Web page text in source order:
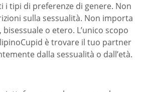
i tipi di preferenze di genere. Non
sulla sessualità. Non importa
o etero. L’unico scopo
è trovare il tuo partner
dalla sessualità o dall’età.